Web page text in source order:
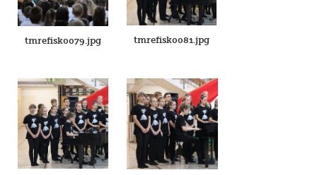
tmrefisk0079.jpg tmrefisk0081.jpg